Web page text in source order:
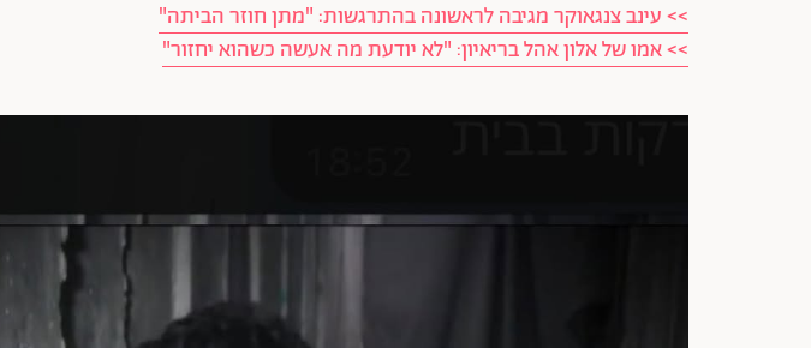
>> עינב צנגאוקר מגיבה לראשונה בהתרגשות: "מתן חוזר הביתה"
>> אמו של אלון אהל בריאיון: "לא יודעת מה אעשה כשהוא יחזור"